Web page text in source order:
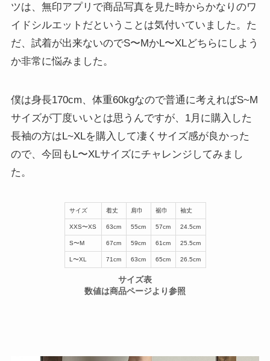
ツは、無印アプリで商品写真を見た時からかなりのワ
イドシルエットだということは気付いていました。た
だ、試着が出来ないのでS〜MかL〜XLどちらにしよう
か非常に悩みました。
僕は身長170cm、体重60kgなので普通に考えればS~M
サイズが丁度いいとは思うんですが、1月に購入した
長袖の方はL~XLを購入して凄くサイズ感が良かった
ので、今回もL〜XLサイズにチャレンジしてみまし
た。
サイズ 着丈 肩巾 裾巾 袖丈
XXS〜XS 63cm 55cm 57cm 24.5cm
S〜M 67cm 59cm 61cm 25.5cm
L〜XL 71cm 63cm 65cm 26.5cm
サイズ表
数値は商品ページより参照